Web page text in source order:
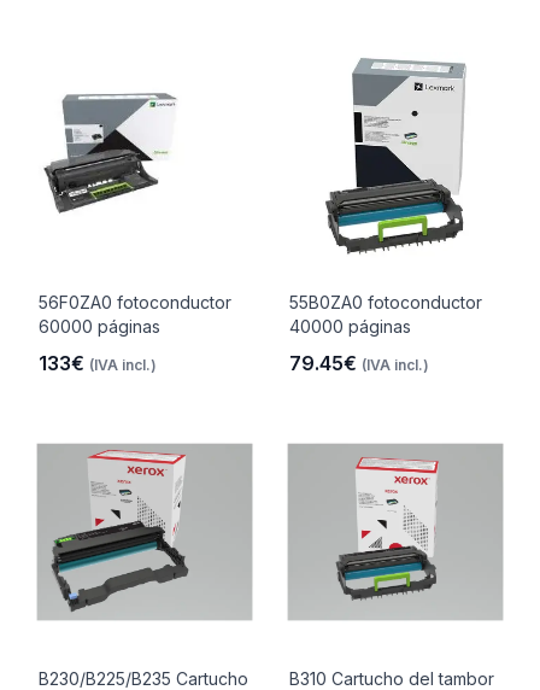
56F0ZA0 fotoconductor
60000 páginas
133€ (IVA incl.)
55B0ZA0 fotoconductor
40000 páginas
79.45€ (IVA incl.)
B230/B225/B235 Cartucho
B310 Cartucho del tambor